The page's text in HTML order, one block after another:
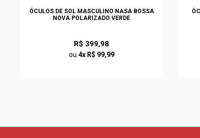
ÓCULOS DE SOL MASCULINO NASA BOSSA
NOVA POLARIZADO VERDE
R$ 399,98
ou 4x R$ 99,99